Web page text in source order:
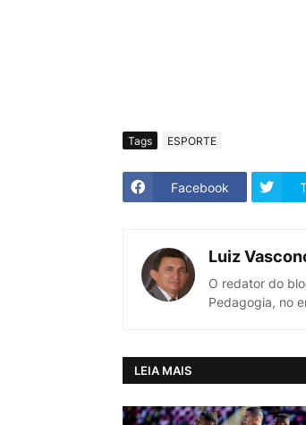
Tags ESPORTE
Facebook
Luiz
O redator do
Pedagogia, no
LEIA MAIS